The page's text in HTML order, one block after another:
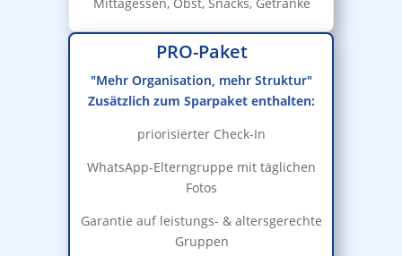
PRO-Paket
"Mehr Organisation, mehr Struktur"
Zusätzlich zum Sparpaket enthalten:
priorisierter Check-In
WhatsApp-Elterngruppe mit täglichen
Fotos
Garantie auf leistungs- & altersgerechte
Gruppen